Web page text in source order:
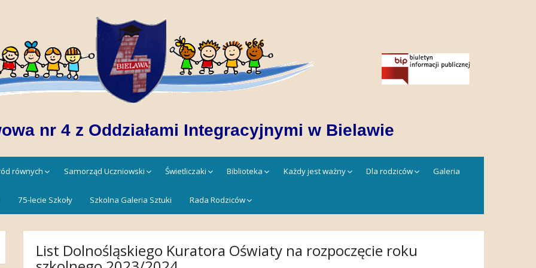
nr 4 z Oddziałami Integracyjnymi w Bielawie
równych Samorząd Uczniowski Świetliczaki Biblioteka Każdy jest ważny Dla rodziców Galeria
75-lecie Szkoły Szkolna Galeria Sztuki Rada Rodziców
List Dolnośląskiego Kuratora Oświaty na rozpoczęcie roku